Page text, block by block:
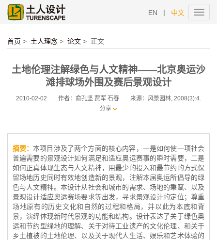
EN | 中文
首页 > 土人理念 > 论文 > 正文
土地伦理注解绿色与人文精神——北京奥运沙
滩排球场外围及赛后景观设计
2010-02-02 作者：俞孔坚 贾军 石春
来源：风景园林, 2008(3):4.
分享
摘要： 本项目涉及了两个方面的核心内容，一是如何使一项社会
普遍需要的景观设计如何满足和适应奥运赛事的瞬时需要，二是
如何正真体现生态与人文精神，用最少的投入和最节约的方式保
留场地历史同时有效地创造新的景观，注解本届奥运所倡导的绿
色与人文精神。本设计从社会和城市的需求、场地的秉赋、以及
景观设计适应奥运赛场要求等出发，寻求景观设计的定位；尊重
场地原有的历史文化和自然的过程和格局，并以此为本底和背
景，演绎体现新时代景观的功能和结构。设计表达了关于绿色奥
运和节约型绿地的理解、关于对待工业遗产的文化伦理、和关于
乡土植被的土地伦理、以及关于现代人生活、娱乐和艺术体验的